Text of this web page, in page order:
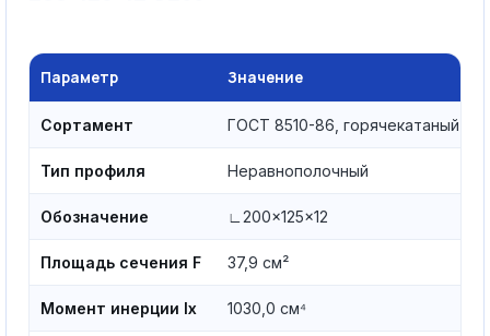
Параметр Значение
Сортамент ГОСТ 8510-86, горячекатаный
Тип профиля Неравнополочный
Обозначение ∟200×125×12
Площадь сечения F 37,9 см²
Момент инерции Ix 1030,0 см⁴